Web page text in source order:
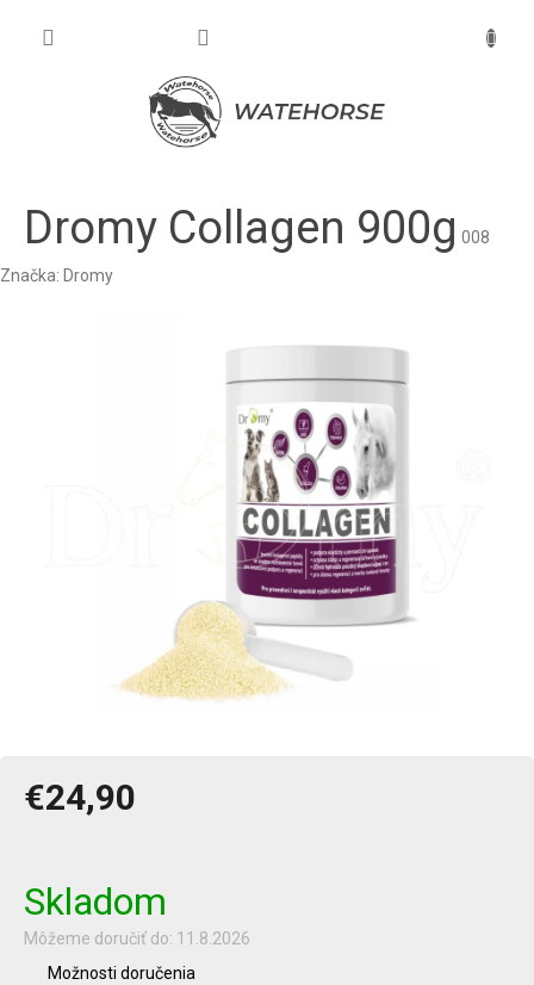
Dromy Collagen 900g 008
Značka: Dromy
€24,90
Skladom
Môžeme doručiť do: 11.8.2026
Možnosti doručenia